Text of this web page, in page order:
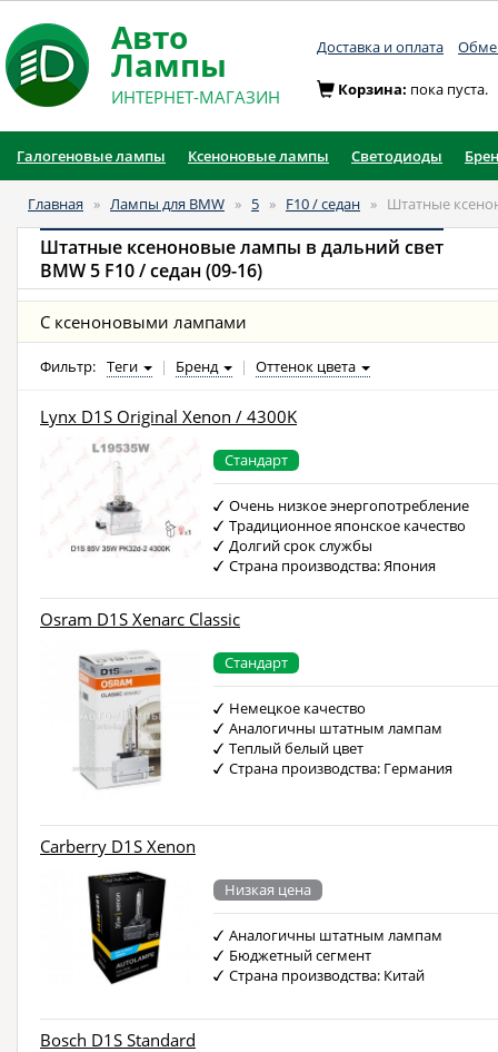
Авто
Лампы
ИНТЕРНЕТ-МАГАЗИН
Доставка и оплата
Корзина: пока пуста.
Галогеновые лампы Ксеноновые лампы Светодиоды
Главная » Лампы для BMW » 5 » F10 / седан » Штатные
Штатные ксеноновые лампы в дальний свет
BMW 5 F10 / седан (09-16)
С ксеноновыми лампами
Фильтр: Теги | Бренд | Оттенок цвета
Lynx D1S Original Xenon / 4300K
Стандарт
Очень низкое энергопотребление
Традиционное японское качество
Долгий срок службы
Страна производства: Япония
Osram D1S Xenarc Classic
Стандарт
Немецкое качество
Аналогичны штатным лампам
Теплый белый цвет
Страна производства: Германия
Carberry D1S Xenon
Низкая цена
Аналогичны штатным лампам
Бюджетный сегмент
Страна производства: Китай
Bosch D1S Standard